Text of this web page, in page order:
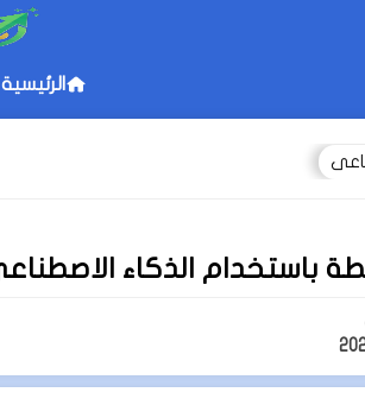
الرئيسية
باستخدام الذكاء